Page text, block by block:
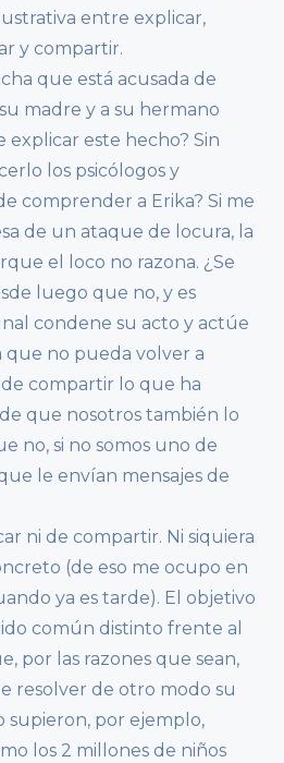
entre explicar,
y compartir.
que está acusada de
madre y a su hermano
explicar este hecho? Sin
los psicólogos y
comprender a Erika? Si me
de un ataque de locura, la
el loco no razona. ¿Se
luego que no, y es
condene su acto y actúe
no pueda volver a
compartir lo que ha
que nosotros también lo
no, si no somos uno de
le envían mensajes de
ni de compartir. Ni siquiera
(de eso me ocupo en
ya es tarde). El objetivo
común distinto frente al
por las razones que sean,
resolver de otro modo su
por ejemplo,
los 2 millones de niños